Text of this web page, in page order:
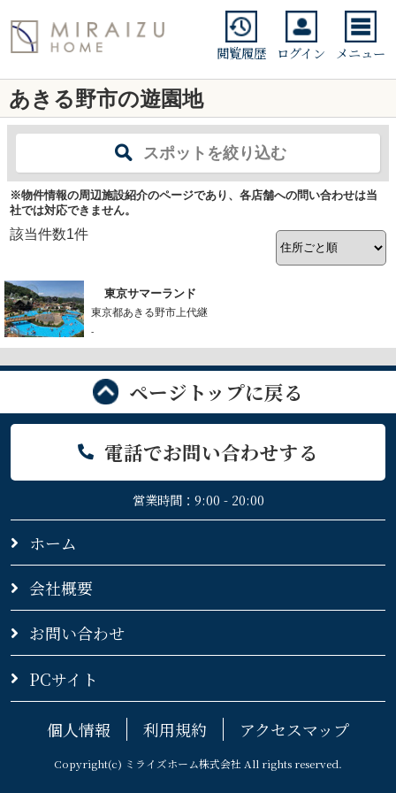
閲覧履歴 ログイン メニュー
あきる野市の遊園地
スポットを絞り込む
※物件情報の周辺施設紹介のページであり、各店舗への問い合わせは当
社では対応できません。
該当件数1件
東京サマーランド
東京都あきる野市上代継
-
ページトップに戻る
電話でお問い合わせする
営業時間：9:00 - 20:00
ホーム
会社概要
お問い合わせ
PCサイト
個人情報 利用規約 アクセスマップ
Copyright(c) ミライズホーム株式会社 All rights reserved.